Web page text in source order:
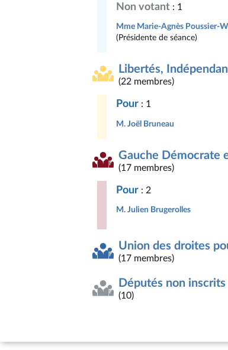
Non votant : 1
Mme Marie-Agnès Poussier-
(Présidente de séance)
Libertés,
(22 membres)
Pour : 1
M. Joël Bruneau
Gauche Démocrate
(17 membres)
Pour : 2
M. Julien Brugerolles
Union des droites
(17 membres)
Députés non inscrits
(10)